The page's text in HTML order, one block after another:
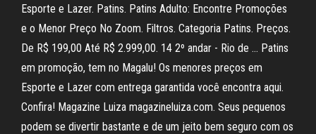
Esporte e Lazer. Patins. Patins Adulto: Encontre Promoções
e o Menor Preço No Zoom. Filtros. Categoria Patins. Preços.
De R$ 199,00 Até R$ 2.999,00. 14 2º andar - Rio de … Patins
em promoção, tem no Magalu! Os menores preços em
Esporte e Lazer com entrega garantida você encontra aqui.
Confira! Magazine Luiza magazineluiza.com. Seus pequenos
podem se divertir bastante e de um jeito bem seguro com os